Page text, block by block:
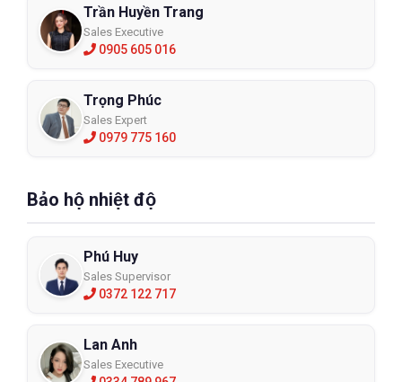
Trần Huyền Trang
Sales Executive
0905 605 016
Trọng Phúc
Sales Expert
0979 775 160
Bảo hộ nhiệt độ
Phú Huy
Sales Supervisor
0372 122 717
Lan Anh
Sales Executive